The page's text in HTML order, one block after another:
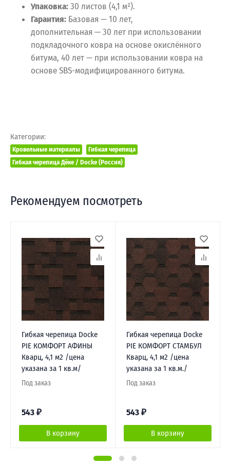
Упаковка:30 листов (4,1 м²).
Гарантия: Базовая — 10 лет,
дополнительная — 30 лет при использовании
подкладочного ковра на основе окислённого
битума, 40 лет — при использовании ковра на
основе SBS-модифицированного битума.
Категории:
Кровельные материалы
Гибкая черепица
Гибкая черепица Дёке / Docke (Россия)
Рекомендуем посмотреть
Гибкая черепица Docke
PIE КОМФОРТ АФИНЫ
Кварц, 4,1 м2 /цена
указана за 1 кв.м/
Под заказ
543 ₽
В корзину
Гибкая черепица Docke
PIE КОМФОРТ СТАМБУЛ
Кварц, 4,1 м2 /цена
указана за 1 кв.м./
Под заказ
543 ₽
В корзину